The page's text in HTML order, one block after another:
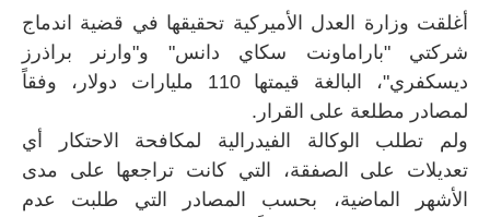
أغلقت وزارة العدل الأميركية تحقيقها في قضية اندماج
شركتي "باراماونت سكاي دانس" و"وارنر براذرز
ديسكفري"، البالغة قيمتها 110 مليارات دولار، وفقاً
لمصادر مطلعة على القرار.
ولم تطلب الوكالة الفيدرالية لمكافحة الاحتكار أي
تعديلات على الصفقة، التي كانت تراجعها على مدى
الأشهر الماضية، بحسب المصادر التي طلبت عدم